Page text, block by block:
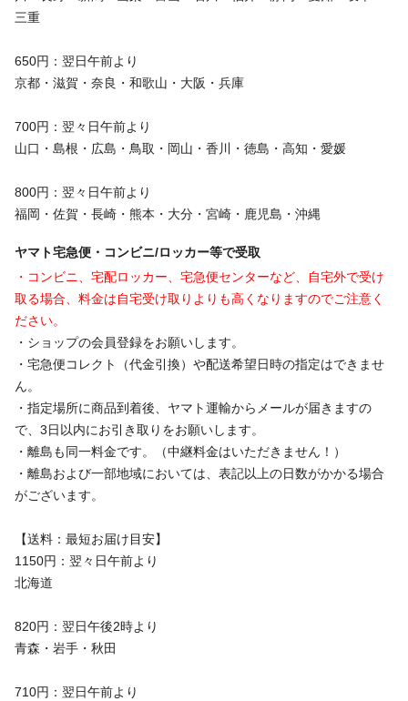
三重
650円：翌日午前より
京都・滋賀・奈良・和歌山・大阪・兵庫
700円：翌々日午前より
山口・島根・広島・鳥取・岡山・香川・徳島・高知・愛媛
800円：翌々日午前より
福岡・佐賀・長崎・熊本・大分・宮崎・鹿児島・沖縄
ヤマト宅急便・コンビニ/ロッカー等で受取
・コンビニ、宅配ロッカー、宅急便センターなど、自宅外で受け
取る場合、料金は自宅受け取りよりも高くなりますのでご注意く
ださい。
・ショップの会員登録をお願いします。
・宅急便コレクト（代金引換）や配送希望日時の指定はできませ
ん。
・指定場所に商品到着後、ヤマト運輸からメールが届きますの
で、3日以内にお引き取りをお願いします。
・離島も同一料金です。（中継料金はいただきません！）
・離島および一部地域においては、表記以上の日数がかかる場合
がございます。
【送料：最短お届け目安】
1150円：翌々日午前より
北海道
820円：翌日午後2時より
青森・岩手・秋田
710円：翌日午前より